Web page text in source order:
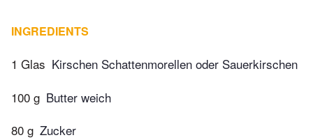
INGREDIENTS
1 Glas Kirschen Schattenmorellen oder Sauerkirschen
100 g Butter weich
80 g Zucker